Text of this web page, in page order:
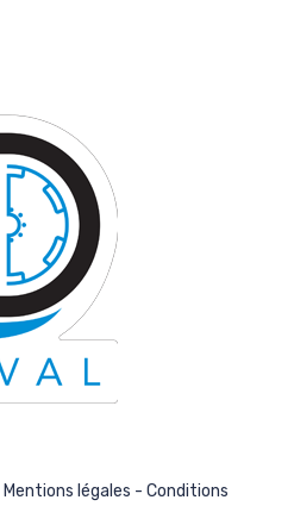
Mentions légales - Conditions